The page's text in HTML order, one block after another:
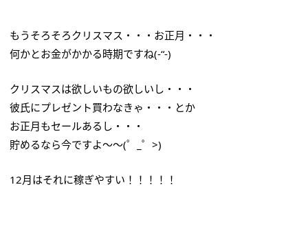
もうそろそろクリスマス・・・お正月・・・
何かとお金がかかる時期ですね(-“-)
クリスマスは欲しいもの欲しいし・・・
彼氏にプレゼント買わなきゃ・・・とか
お正月もセールあるし・・・
貯めるなら今ですよ～～(゜_゜>)
12月はそれに稼ぎやすい！！！！！